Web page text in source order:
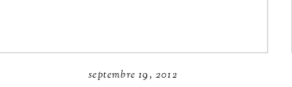
septembre 19, 2012